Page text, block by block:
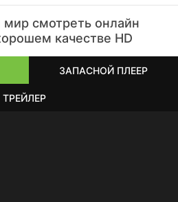
смотреть онлайн
качестве HD
ЗАПАСНОЙ ПЛЕЕР
ТРЕЙЛЕР